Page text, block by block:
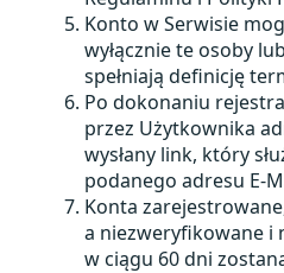
Konto w Serwisie
wyłącznie te osoby
spełniają definicję
Po dokonaniu
przez Użytkownika
wysłany link, który
podanego adresu E-
Konta
a niezweryfikowane i
w ciągu 60 dni